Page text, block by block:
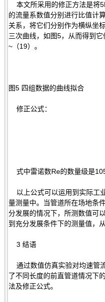
本文所采用的修正方法是将
的流量系数值分别进行比值计
关系，将它们分别作为横纵坐
三次曲线，如图5，从而得到它
~（19）。
图5 四组数据的曲线拟合
修正公式：
式中雷诺数Re的数量级是105
以上公式可以运用到实际工
量测量中。当管道所在场地条
分发展的情况下，所测数值可
到充分发展条件下的测量值，
3 结语
通过数值仿真实验对均速管
了不同长度的前直管道情况下
法及修正公式。